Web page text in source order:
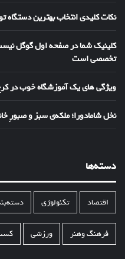
نکات کلیدی انتخاب بهترین دستگاه
کلینیک شما در صفحه اول گوگل
تخصصی است
ویژگی های یک آموزشگاه خوب در
نخل شامادورا؛ ملکه‌ی سبز و صبورِ
دسته‌ها
اقتصاد تکنولوژی
فرهنگ وهنر ورزشی